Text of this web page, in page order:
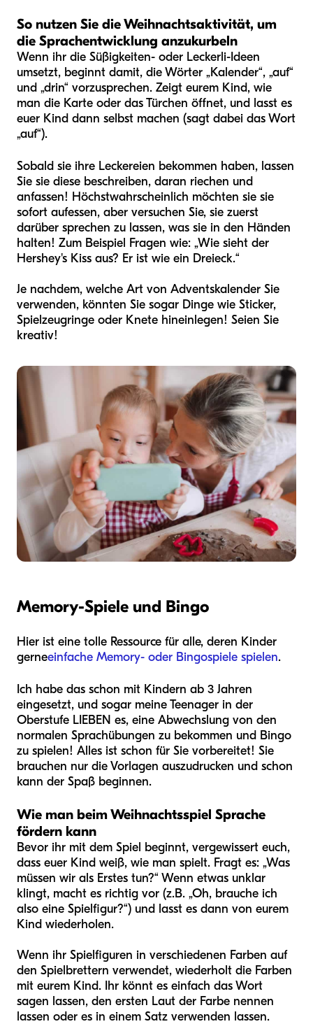
So nutzen Sie die Weihnachtsaktivität, um
die Sprachentwicklung anzukurbeln
Wenn ihr die Süßigkeiten- oder Leckerli-Ideen
umsetzt, beginnt damit, die Wörter „Kalender“, „auf“
und „drin“ vorzusprechen. Zeigt eurem Kind, wie
man die Karte oder das Türchen öffnet, und lasst es
euer Kind dann selbst machen (sagt dabei das Wort
„auf“).
Sobald sie ihre Leckereien bekommen haben, lassen
Sie sie diese beschreiben, daran riechen und
anfassen! Höchstwahrscheinlich möchten sie sie
sofort aufessen, aber versuchen Sie, sie zuerst
darüber sprechen zu lassen, was sie in den Händen
halten! Zum Beispiel Fragen wie: „Wie sieht der
Hershey's Kiss aus? Er ist wie ein Dreieck.“
Je nachdem, welche Art von Adventskalender Sie
verwenden, könnten Sie sogar Dinge wie Sticker,
Spielzeugringe oder Knete hineinlegen! Seien Sie
kreativ!
Memory-Spiele und Bingo
Hier ist eine tolle Ressource für alle, deren Kinder
gerneeinfache Memory- oder Bingospiele spielen.
Ich habe das schon mit Kindern ab 3 Jahren
eingesetzt, und sogar meine Teenager in der
Oberstufe LIEBEN es, eine Abwechslung von den
normalen Sprachübungen zu bekommen und Bingo
zu spielen! Alles ist schon für Sie vorbereitet! Sie
brauchen nur die Vorlagen auszudrucken und schon
kann der Spaß beginnen.
Wie man beim Weihnachtsspiel Sprache
fördern kann
Bevor ihr mit dem Spiel beginnt, vergewissert euch,
dass euer Kind weiß, wie man spielt. Fragt es: „Was
müssen wir als Erstes tun?“ Wenn etwas unklar
klingt, macht es richtig vor (z.B. „Oh, brauche ich
also eine Spielfigur?“) und lasst es dann von eurem
Kind wiederholen.
Wenn ihr Spielfiguren in verschiedenen Farben auf
den Spielbrettern verwendet, wiederholt die Farben
mit eurem Kind. Ihr könnt es einfach das Wort
sagen lassen, den ersten Laut der Farbe nennen
lassen oder es in einem Satz verwenden lassen.